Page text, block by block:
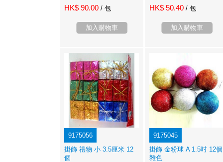
HK$ 90.00 / 包
加入購物車
HK$ 50.40 / 包
加入購物車
9175056
掛飾 禮物 小 3.5厘米 12
個
9175045
掛飾 金粉球 A 1.5吋 12個
雜色